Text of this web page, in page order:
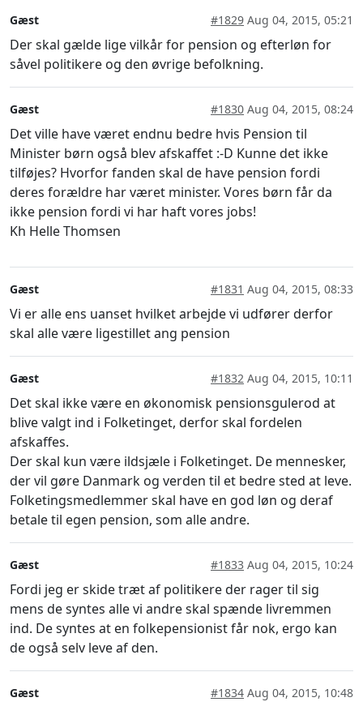
Gæst #1829 Aug 04, 2015, 05:21
Der skal gælde lige vilkår for pension og efterløn for
såvel politikere og den øvrige befolkning.
Gæst #1830 Aug 04, 2015, 08:24
Det ville have været endnu bedre hvis Pension til
Minister børn også blev afskaffet :-D Kunne det ikke
tilføjes? Hvorfor fanden skal de have pension fordi
deres forældre har været minister. Vores børn får da
ikke pension fordi vi har haft vores jobs!
Kh Helle Thomsen
Gæst #1831 Aug 04, 2015, 08:33
Vi er alle ens uanset hvilket arbejde vi udfører derfor
skal alle være ligestillet ang pension
Gæst #1832 Aug 04, 2015, 10:11
Det skal ikke være en økonomisk pensionsgulerod at
blive valgt ind i Folketinget, derfor skal fordelen
afskaffes.
Der skal kun være ildsjæle i Folketinget. De mennesker,
der vil gøre Danmark og verden til et bedre sted at leve.
Folketingsmedlemmer skal have en god løn og deraf
betale til egen pension, som alle andre.
Gæst #1833 Aug 04, 2015, 10:24
Fordi jeg er skide træt af politikere der rager til sig
mens de syntes alle vi andre skal spænde livremmen
ind. De syntes at en folkepensionist får nok, ergo kan
de også selv leve af den.
Gæst #1834 Aug 04, 2015, 10:48